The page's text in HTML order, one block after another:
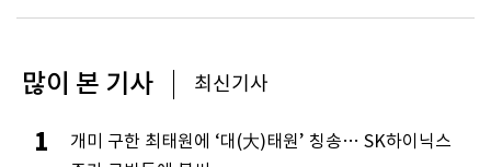
많이 본 기사 최신기사
1
개미 구한 최태원에 ‘대(大)태원’ 칭송… SK하이닉스